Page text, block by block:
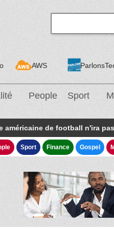
AWS
People Sport
américaine de football n'ira
Sport Finance Gospel